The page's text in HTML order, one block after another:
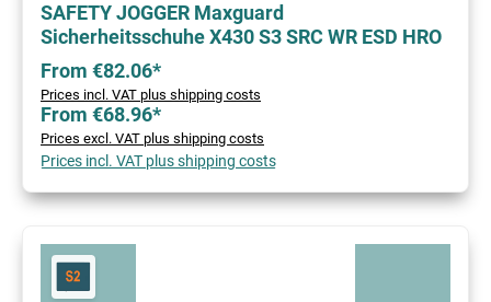
SAFETY JOGGER Maxguard
Sicherheitsschuhe X430 S3 SRC WR ESD HRO
From €82.06*
Prices incl. VAT plus shipping costs
From €68.96*
Prices excl. VAT plus shipping costs
Prices incl. VAT plus shipping costs